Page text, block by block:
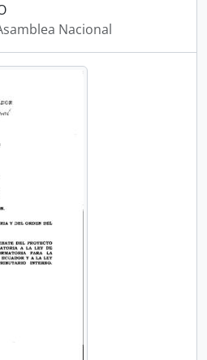
Nacional